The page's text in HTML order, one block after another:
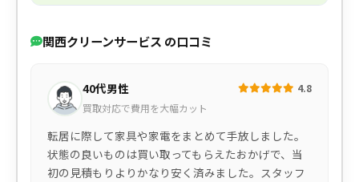
関西クリーンサービス の口コミ
40代男性
買取対応で費用を大幅カット
4.8
転居に際して家具や家電をまとめて手放しました。
状態の良いものは買い取ってもらえたおかげで、当
初の見積もりよりかなり安く済みました。スタッフ